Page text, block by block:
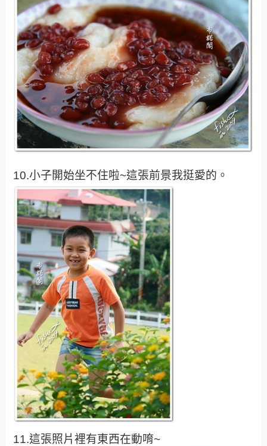
10.小子開始坐不住啦~這張前景我挺愛的。
11.這張照片裡有東西在動唷~